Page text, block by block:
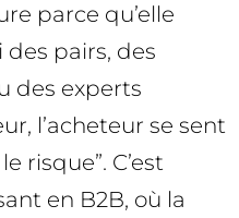
parce qu’elle
des pairs, des
des experts
l’acheteur se sent
risque”. C’est
en B2B, où la